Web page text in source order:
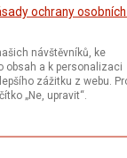
ochrany
návštěvníků, ke
obsah a k personalizaci
zážitku z webu.
„Ne, upravit“.